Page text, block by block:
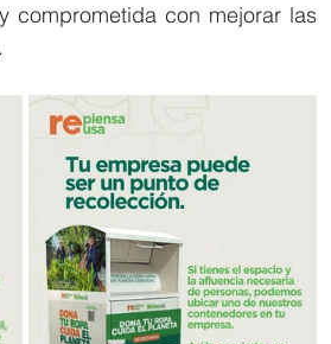
comprometida con mejorar las